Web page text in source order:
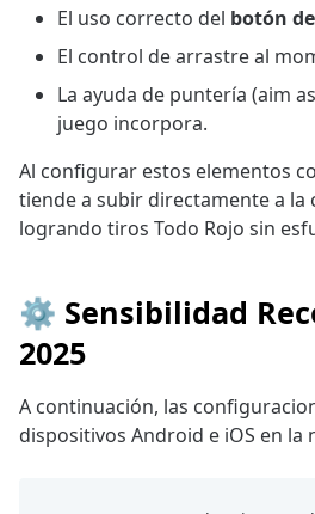
El uso correcto del botón
El control de arrastre al
La ayuda de puntería (aim
juego incorpora.
Al configurar estos elementos
tiende a subir directamente a la
logrando tiros Todo Rojo sin
⚙️ Sensibilidad
2025
A continuación, las
dispositivos Android e iOS en la